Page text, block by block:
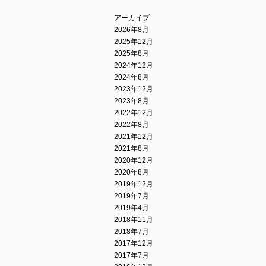
アーカイブ
2026年8月
2025年12月
2025年8月
2024年12月
2024年8月
2023年12月
2023年8月
2022年12月
2022年8月
2021年12月
2021年8月
2020年12月
2020年8月
2019年12月
2019年7月
2019年4月
2018年11月
2018年7月
2017年12月
2017年7月